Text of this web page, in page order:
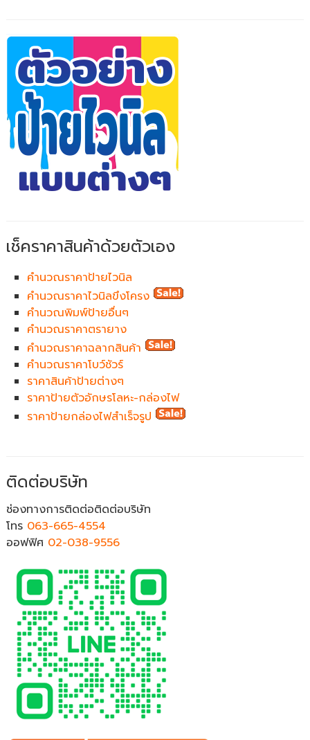
เช็คราคาสินค้าด้วยตัวเอง
คำนวณราคาป้ายไวนิล
คำนวณราคาไวนิลขึงโครง
คำนวณพิมพ์ป้ายอื่นๆ
คำนวณราคาตรายาง
คำนวณราคาฉลากสินค้า
คำนวณราคาโบว์ชัวร์
ราคาสินค้าป้ายต่างๆ
ราคาป้ายตัวอักษรโลหะ-กล่องไฟ
ราคาป้ายกล่องไฟสำเร็จรูป
ติดต่อบริษัท
ช่องทางการติดต่อติดต่อบริษัท
โทร 063-665-4554
ออฟฟิศ 02-038-9556